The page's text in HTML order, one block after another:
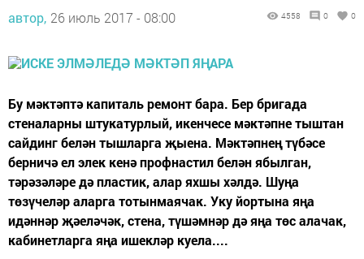
автор, 26 июль 2017 - 08:00 4558 0 0
Бу мәктәптә капиталь ремонт бара. Бер бригада
стеналарны штукатурлый, икенчесе мәктәпне тыштан
сайдинг белән тышларга җыена. Мәктәпнең түбәсе
берничә ел элек кенә профнастил белән ябылган,
тәрәзәләре дә пластик, алар яхшы хәлдә. Шуңа
төзүчеләр аларга тотынмаячак. Уку йортына яңа
идәннәр җәеләчәк, стена, түшәмнәр дә яңа төс алачак,
кабинетларга яңа ишекләр куела....